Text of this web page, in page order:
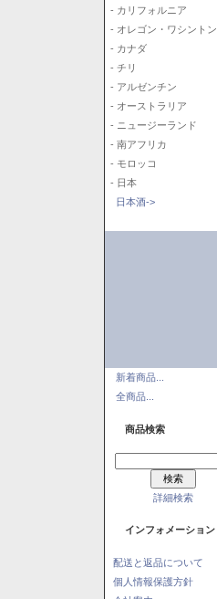
- カリフォルニア
- オレゴン・ワシントン
- カナダ
- チリ
- アルゼンチン
- オーストラリア
- ニュージーランド
- 南アフリカ
- モロッコ
- 日本
日本酒->
新着商品...
全商品...
商品検索
詳細検索
インフォメーション
配送と返品について
個人情報保護方針